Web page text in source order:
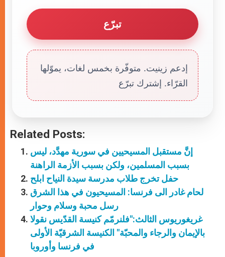
تبرّع
إدعم زينيت. متوفّرة بخمس لغات، يموّلها
القرّاء. إشترك تبرّع
Related Posts:
إنَّ مستقبل المسيحيين في سورية مهدَّد، ليس
بسبب المسلمين، ولكن بسبب الأزمة الراهنة
حفل تخرج طلاب مدرسة سيدة النياح ابلح
لحام غادر الى فرنسا: المسيحيون في هذا الشرق
رسل محبة وسلام وحوار
غريغوريوس الثالث:"فلنرمّم كنيسة القدّيس نقولا
بالإيمان والرجاء والمحبّة" الكنيسة الشرقيّة الأولى
في فرنسا وأوروبا